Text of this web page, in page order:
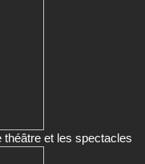
et les spectacles